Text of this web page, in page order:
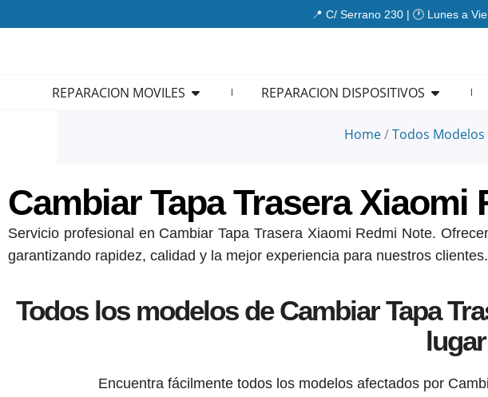
al
📍 C/ Serrano 230 | 🕐 Lunes a
REPARACION MOVILES Open REPARACION MOVILES
REPARACION DISPOSITIVOS Open
Home/Todos Modelos
Cambiar Tapa Trasera Xiaomi
Servicio profesional en Cambiar Tapa Trasera Xiaomi Redmi Note.
garantizando rapidez, calidad y la mejor experiencia para nuestros clientes.
Todos los modelos de Cambiar Tapa
lugar
Encuentra fácilmente todos los modelos afectados por